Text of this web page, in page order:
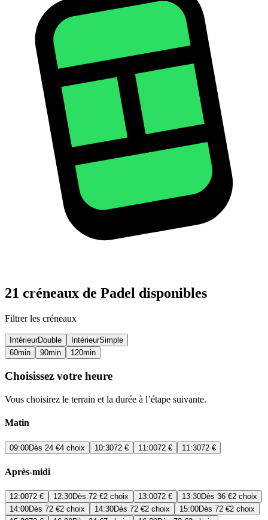
21 créneaux de Padel disponibles
Filtrer les créneaux
IntérieurDouble IntérieurSimple
60min 90min 120min
Choisissez votre heure
Vous choisirez le terrain et la durée à l’étape suivante.
Matin
09:00Dès 24 €4 choix 10:3072 € 11:0072 € 11:3072 €
Après-midi
12:0072 € 12:30Dès 72 €2 choix 13:0072 € 13:30Dès 36 €2 choix
14:00Dès 72 €2 choix 14:30Dès 72 €2 choix 15:00Dès 72 €2 choix